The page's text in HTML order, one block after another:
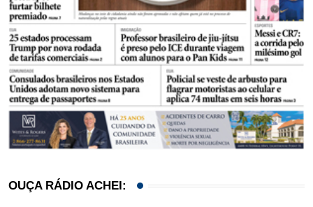
OUÇA RÁDIO ACHEI: